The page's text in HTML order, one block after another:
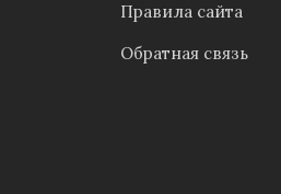
Правила сайта
Обратная связь